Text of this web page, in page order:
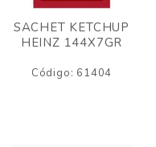
SACHET KETCHUP
HEINZ 144X7GR
Código: 61404